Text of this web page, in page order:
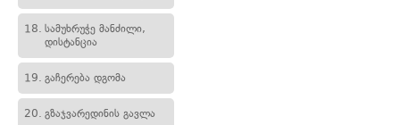
18. სამუხრუჭე მანძილი,
დისტანცია
19. გაჩერება დგომა
20. გზაჯვარედინის გავლა